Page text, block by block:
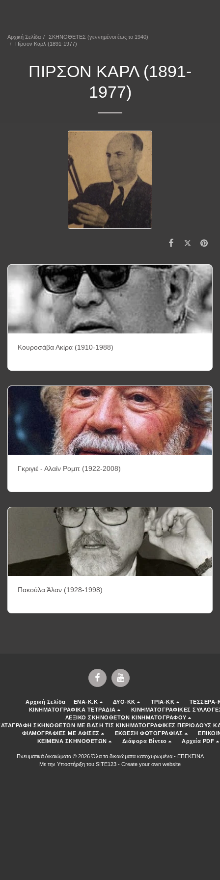
Αρχική Σελίδα
ΣΚΗΝΟΘΕΤΕΣ (γεννημένοι έως το 1940)
Πίρσον Καρλ (1891-1977)
ΠΊΡΣΟΝ ΚΑΡΛ (1891-
1977)
Κουροσάβα Ακίρα (1910-1988)
Γκριγιέ - Αλαίν Ρομπ (1922-2008)
Πακούλα Άλαν (1928-1998)
Αρχική Σελίδα ENA-K.K ΔΥΟ-ΚΚ ΤΡΙΑ-ΚΚ
ΤΕΣΣΕΡΑ-
ΚΙΝΗΜΑΤΟΓΡΑΦΙΚΑ ΤΕΤΡΑΔΙΑ
ΚΙΝΗΜΑΤΟΓΡΑΦΙΚΕΣ
ΛΕΞΙΚΟ ΣΚΗΝΟΘΕΤΩΝ ΚΙΝΗΜΑΤΟΓΡΑΦΟΥ
ΣΚΗΝΟΘΕΤΩΝ ΜΕ ΒΑΣΗ ΤΙΣ ΚΙΝΗΜΑΤΟΓΡΑΦΙΚΕΣ ΠΕΡΙΟΔΟΥΣ
ΦΙΛΜΟΓΡΑΦΙΕΣ ΜΕ ΑΦΙΣΕΣ
ΕΚΘΕΣΗ ΦΩΤΟΓΡΑΦΙΑΣ
ΚΕΙΜΕΝΑ ΣΚΗΝΟΘΕΤΩΝ
Διάφορα Βίντεο Αρχεία PDF
Πνευματικά Δικαιώματα © 2026 Όλα τα δικαιώματα κατοχυρωμένα - ΕΠΕΚΕΙΝΑ
Με την Υποστήριξη του SITE123 - Create your own website